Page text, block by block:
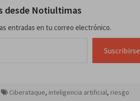
desde Notiultimas
entradas en tu correo electrónico.
Suscribirse
Ciberataque, inteligencia artificial, riesgo